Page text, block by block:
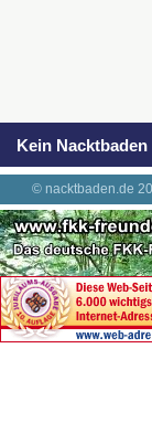
Kein Nacktbaden
© nacktbaden.de